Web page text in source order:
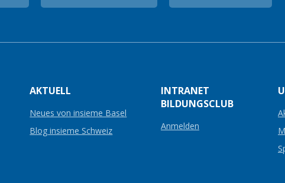
AKTUELL
Neues von insieme Basel
Blog insieme Schweiz
INTRANET
BILDUNGSCLUB
Anmelden